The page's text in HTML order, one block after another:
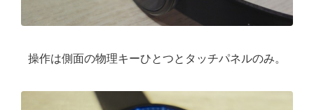
操作は側面の物理キーひとつとタッチパネルのみ。